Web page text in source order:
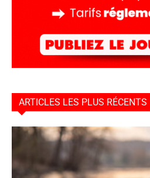
ARTICLES LES PLUS RÉCENTS